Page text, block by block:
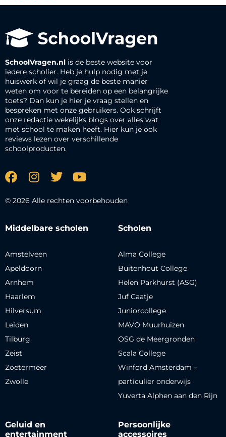
SchoolVragen.nl is de beste website voor
iedere scholier. Heb je hulp nodig met je
huiswerk of wil je graag de beste manier
weten om voor te bereiden op een belangrijke
toets? Dan kun je hier je vraag stellen en
bespreken met onze gebruikers. Ook schrijft
onze redactie wekelijks blogs over alles wat
met school te maken heeft. Hier kun je ook
reviews lezen over verschillende
schoolproducten.
© 2026 Alle rechten voorbehouden
Middelbare scholen
Amstelveen
Apeldoorn
Arnhem
Haarlem
Hilversum
Leiden
Tilburg
Zeist
Zoetermeer
Zwolle
Scholen
Alma College
Buitenhout College
Helen Parkhurst (ASG)
Juf Caatje
Juniorcollege
MAVO Muurhuizen
OSG de Meergronden
Scala College
Winford Amsterdam –
particulier onderwijs
Yuverta Alphen aan den Rijn
Geluid en
entertainment
Persoonlijke
accessoires